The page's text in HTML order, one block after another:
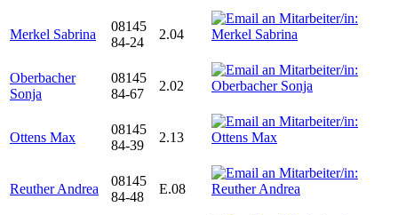
Merkel Sabrina
08145
84-24
2.04
Oberbacher
Sonja
08145
84-67
2.02
Ottens Max
08145
84-39
2.13
Reuther Andrea
08145
84-48
E.08